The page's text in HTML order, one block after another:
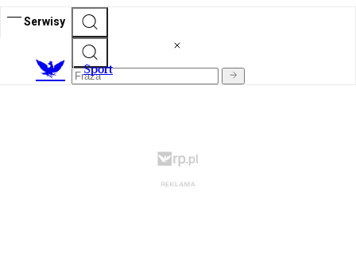
Serwisy
Sport